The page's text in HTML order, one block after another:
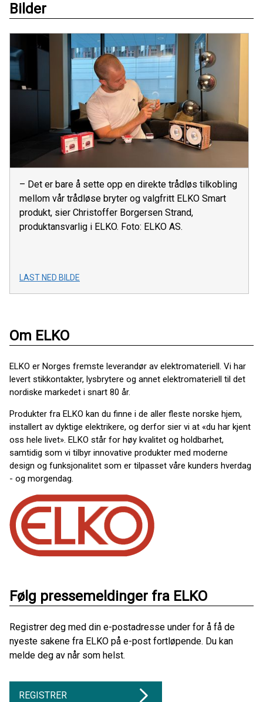
Bilder
– Det er bare å sette opp en direkte trådløs tilkobling
mellom vår trådløse bryter og valgfritt ELKO Smart
produkt, sier Christoffer Borgersen Strand,
produktansvarlig i ELKO. Foto: ELKO AS.
LAST NED BILDE
Om ELKO
ELKO er Norges fremste leverandør av elektromateriell. Vi har
levert stikkontakter, lysbrytere og annet elektromateriell til det
nordiske markedet i snart 80 år.
Produkter fra ELKO kan du finne i de aller fleste norske hjem,
installert av dyktige elektrikere, og derfor sier vi at «du har kjent
oss hele livet». ELKO står for høy kvalitet og holdbarhet,
samtidig som vi tilbyr innovative produkter med moderne
design og funksjonalitet som er tilpasset våre kunders hverdag
- og morgendag.
Følg pressemeldinger fra ELKO
Registrer deg med din e-postadresse under for å få de
nyeste sakene fra ELKO på e-post fortløpende. Du kan
melde deg av når som helst.
REGISTRER